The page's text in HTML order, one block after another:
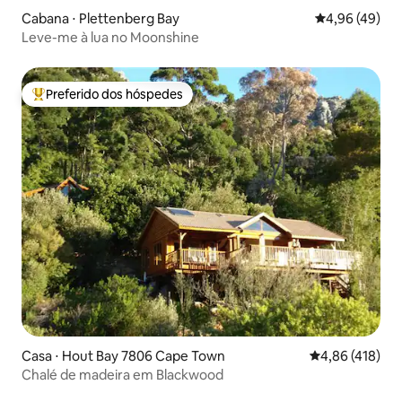
Cabana ⋅ Plettenberg Bay 4,96 de uma
4,96 (49)
Leve-me à lua no Moonshine
Entre os melhores preferidos dos hóspedes
Preferido dos hóspedes
Casa ⋅ Hout Bay 7806 Cape Town 4,86 de uma
4,86 (418)
Chalé de madeira em Blackwood